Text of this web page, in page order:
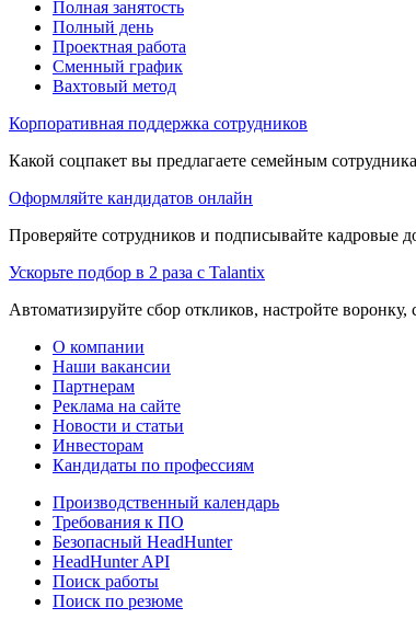
Полная занятость
Полный день
Проектная работа
Сменный график
Вахтовый метод
Корпоративная поддержка сотрудников
Какой соцпакет вы предлагаете семейным
Оформляйте кандидатов онлайн
Проверяйте сотрудников и подписывайте кадровые
Ускорьте подбор в 2 раза с Talantix
Автоматизируйте сбор откликов, настройте воронку,
О компании
Наши вакансии
Партнерам
Реклама на сайте
Новости и статьи
Инвесторам
Кандидаты по профессиям
Производственный календарь
Требования к ПО
Безопасный HeadHunter
HeadHunter API
Поиск работы
Поиск по резюме